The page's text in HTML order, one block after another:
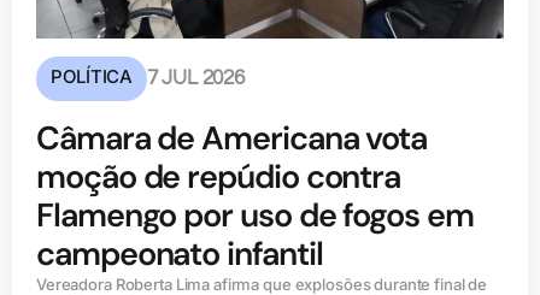
POLÍTICA 7 JUL 2026
Câmara de Americana vota
moção de repúdio contra
Flamengo por uso de fogos em
campeonato infantil
Vereadora Roberta Lima afirma que explosões durante final de